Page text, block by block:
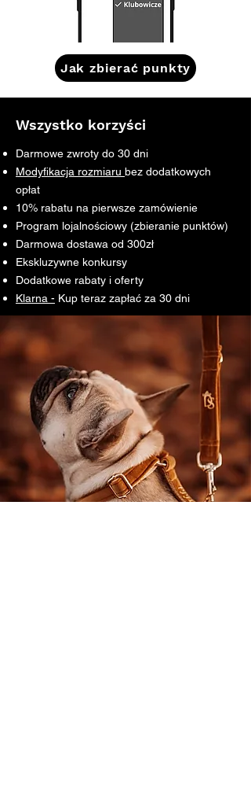
Jak zbierać punkty
Wszystko korzyści
Darmowe zwroty do 30 dni
Modyfikacja rozmiaru bez dodatkowych
opłat
10% rabatu na pierwsze zamówienie
Program lojalnościowy (zbieranie punktów)
Darmowa dostawa od 300zł
Ekskluzywne konkursy
Dodatkowe rabaty i oferty
Klarna - Kup teraz zapłać za 30 dni